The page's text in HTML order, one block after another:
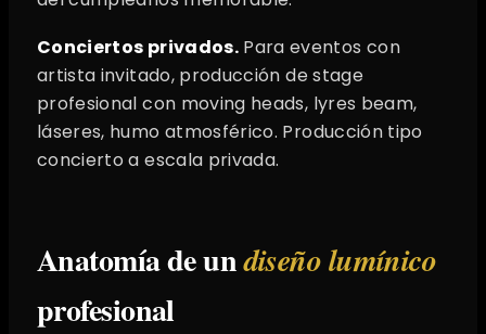
Conciertos privados. Para eventos con
artista invitado, producción de stage
profesional con moving heads, lyres beam,
láseres, humo atmosférico. Producción tipo
concierto a escala privada.
Anatomía de undiseño lumínico
profesional